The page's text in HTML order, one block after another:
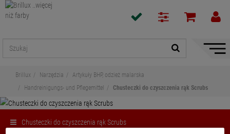
Pokaż
Brillux Narzędzia
Artykuły BHP, odzież malarska
Handreinigungs- und Pflegemittel
Chusteczki do czyszczenia rąk Scrubs
Chusteczki do czyszczenia rąk Scrubs